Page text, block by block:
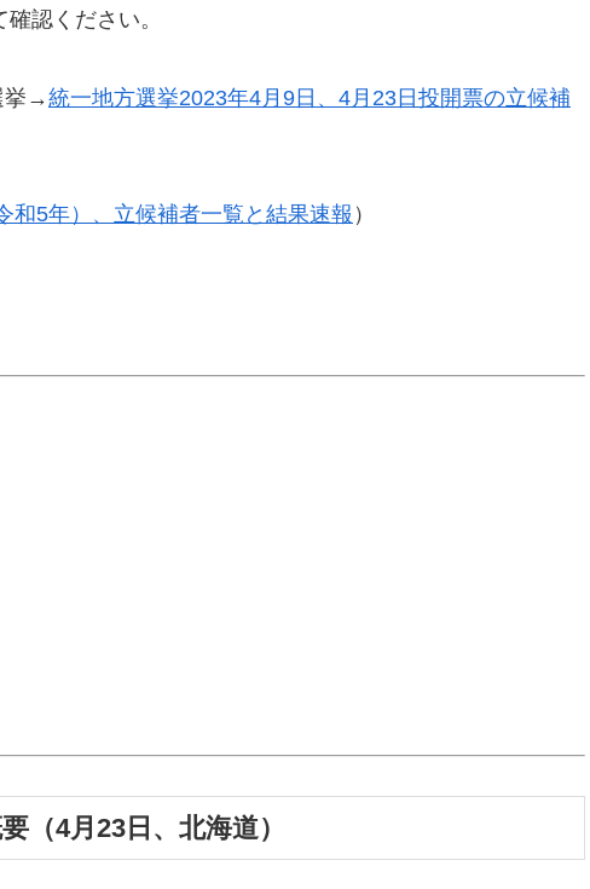
認ください。
挙→統一地方選挙2023年4月9日、4月23日投開票の立候補
和5年）、立候補者一覧と結果速報 ）
（4月23日、北海道）